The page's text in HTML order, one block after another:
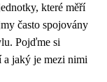
které měří
často spojovány
Pojďme si
a jaký je mezi nimi